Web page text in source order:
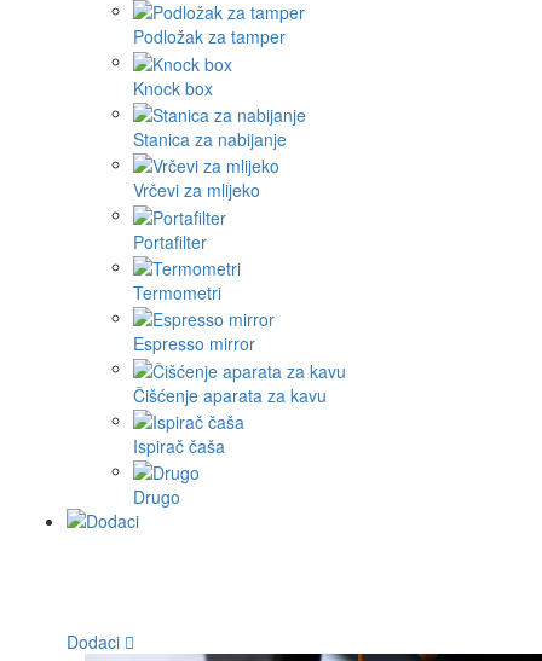
Podložak za tamper
Knock box
Stanica za nabijanje
Vrčevi za mlijeko
Portafilter
Termometri
Espresso mirror
Čišćenje aparata za kavu
Ispirač čaša
Drugo
Dodaci